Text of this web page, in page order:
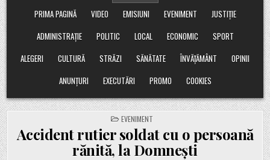
PRIMA PAGINĂ
VIDEO EMISIUNI EVENIMENT
JUSTIȚIE
ADMINISTRAȚIE
POLITIC LOCAL ECONOMIC
SPORT
ALEGERI
CULTURĂ STRĂZI SĂNĂTATE ÎNVĂȚĂMÂNT
OPINII
ANUNȚURI
EXECUTĂRI PROMO COOKIES
POSTED
IN
EVENIMENT
Accident rutier soldat cu o persoană
rănită, la Domnești